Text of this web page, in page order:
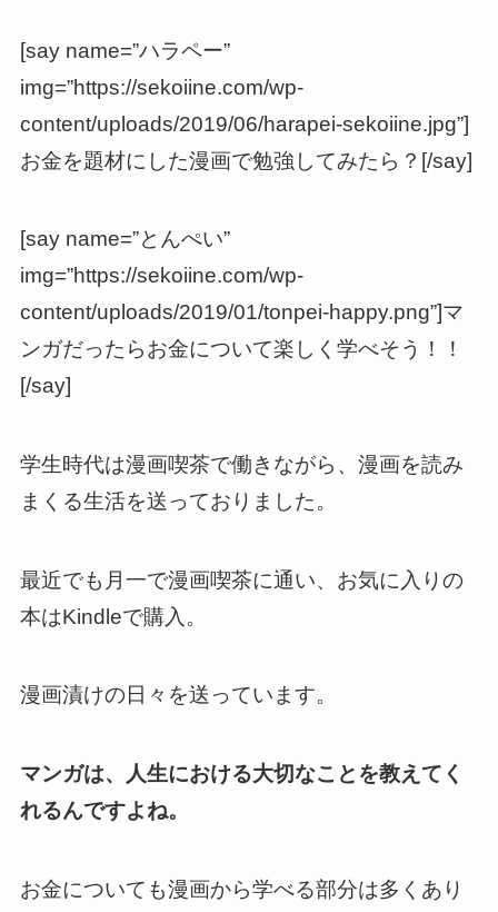
[say name=”ハラペー”
img=”https://sekoiine.com/wp-
content/uploads/2019/06/harapei-sekoiine.jpg”]
お金を題材にした漫画で勉強してみたら？[/say]
[say name=”とんぺい”
img=”https://sekoiine.com/wp-
content/uploads/2019/01/tonpei-happy.png”]マ
ンガだったらお金について楽しく学べそう！！
[/say]
学生時代は漫画喫茶で働きながら、漫画を読み
まくる生活を送っておりました。
最近でも月一で漫画喫茶に通い、お気に入りの
本はKindleで購入。
漫画漬けの日々を送っています。
マンガは、人生における大切なことを教えてく
れるんですよね。
お金についても漫画から学べる部分は多くあり